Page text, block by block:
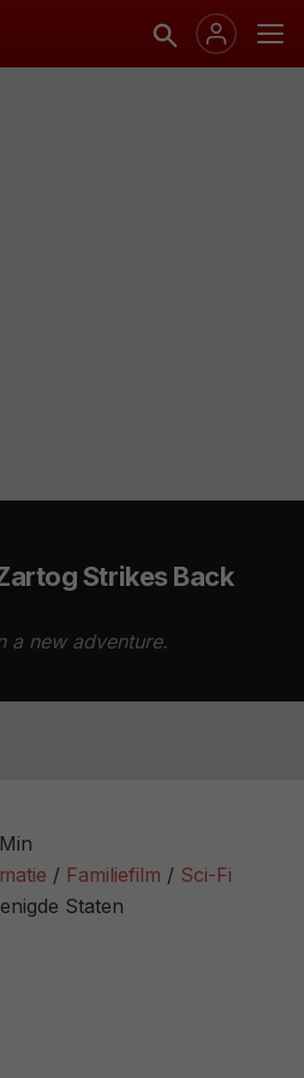
Strikes Back
a new adventure.
/ 2293 Familiefilm
Sci-Fi
Staten